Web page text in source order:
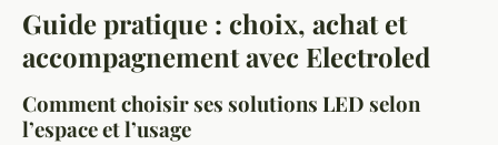
Guide pratique : choix, achat et
accompagnement avec Electroled
Comment choisir ses solutions LED selon
l’espace et l’usage